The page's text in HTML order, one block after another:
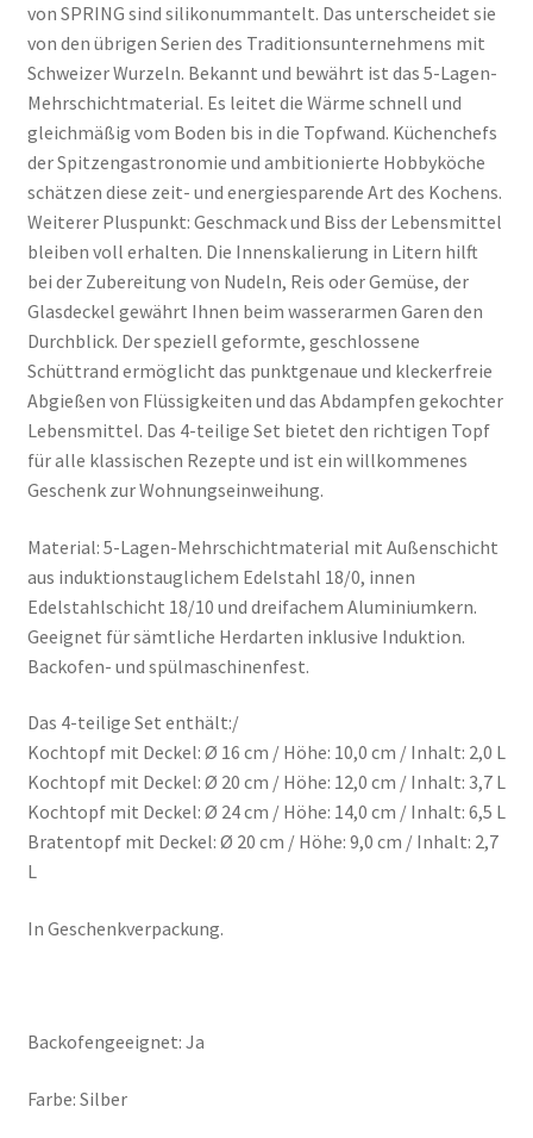
von SPRING sind silikonummantelt. Das unterscheidet sie
von den übrigen Serien des Traditionsunternehmens mit
Schweizer Wurzeln. Bekannt und bewährt ist das 5-Lagen-
Mehrschichtmaterial. Es leitet die Wärme schnell und
gleichmäßig vom Boden bis in die Topfwand. Küchenchefs
der Spitzengastronomie und ambitionierte Hobbyköche
schätzen diese zeit- und energiesparende Art des Kochens.
Weiterer Pluspunkt: Geschmack und Biss der Lebensmittel
bleiben voll erhalten. Die Innenskalierung in Litern hilft
bei der Zubereitung von Nudeln, Reis oder Gemüse, der
Glasdeckel gewährt Ihnen beim wasserarmen Garen den
Durchblick. Der speziell geformte, geschlossene
Schüttrand ermöglicht das punktgenaue und kleckerfreie
Abgießen von Flüssigkeiten und das Abdampfen gekochter
Lebensmittel. Das 4-teilige Set bietet den richtigen Topf
für alle klassischen Rezepte und ist ein willkommenes
Geschenk zur Wohnungseinweihung.
Material: 5-Lagen-Mehrschichtmaterial mit Außenschicht
aus induktionstauglichem Edelstahl 18/0, innen
Edelstahlschicht 18/10 und dreifachem Aluminiumkern.
Geeignet für sämtliche Herdarten inklusive Induktion.
Backofen- und spülmaschinenfest.
Das 4-teilige Set enthält:/
Kochtopf mit Deckel: Ø 16 cm / Höhe: 10,0 cm / Inhalt: 2,0 L
Kochtopf mit Deckel: Ø 20 cm / Höhe: 12,0 cm / Inhalt: 3,7 L
Kochtopf mit Deckel: Ø 24 cm / Höhe: 14,0 cm / Inhalt: 6,5 L
Bratentopf mit Deckel: Ø 20 cm / Höhe: 9,0 cm / Inhalt: 2,7
L
In Geschenkverpackung.
Backofengeeignet: Ja
Farbe: Silber